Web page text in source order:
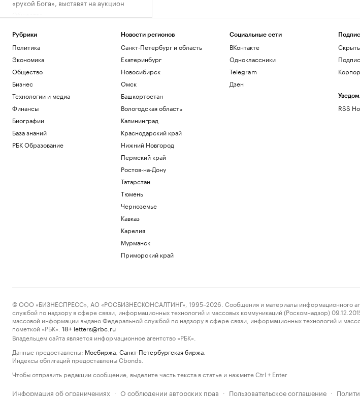
«рукой Бога», выставят на аукцион
семьи с ребенком, пропавшей на реке
Общество
Каким будет новый эпицентр деловой
активности на Ходынке
РБК и Stone
Загрузить еще
Рубрики
Политика
Экономика
Общество
Бизнес
Технологии и медиа
Финансы
Биографии
База знаний
РБК Образование
Новости регионов
Санкт-Петербург и область
Екатеринбург
Новосибирск
Омск
Башкортостан
Вологодская область
Калининград
Краснодарский край
Нижний Новгород
Пермский край
Ростов-на-Дону
Татарстан
Тюмень
Черноземье
Кавказ
Карелия
Мурманск
Приморский край
Социальные сети
ВКонтакте
Одноклассники
Telegram
Дзен
RSS
© ООО «БИЗНЕСПРЕСС», АО «РОСБИЗНЕСКОНСАЛТИНГ», 1995–2026. Сообщения и материалы информационного
службой по надзору в сфере связи, информационных технологий и массовых коммуникаций (Роскомнадзор)
массовой информации выдано Федеральной службой по надзору в сфере связи, информационных технологий и
пометкой «РБК».
18+ letters@rbc.ru
Владельцем сайта является информационное агентство «РБК».
Данные предоставлены: Мосбиржа Санкт-Петербургская биржа
Индексы облигаций предоставлены Cbonds.
Чтобы отправить редакции сообщение, выделите часть текста в статье и нажмите Ctrl + Enter
Информация об ограничениях · О соблюдении авторских прав · Пользовательское соглашение ·